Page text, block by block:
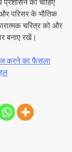
परिसर के भौतिक
चरित्र को और
बनाए रखें।
करने का फैसला